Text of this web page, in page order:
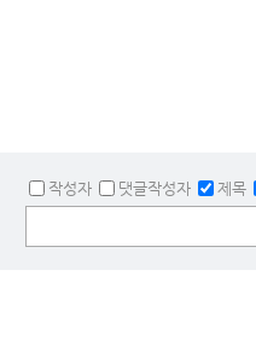
작성자 댓글작성자 제목